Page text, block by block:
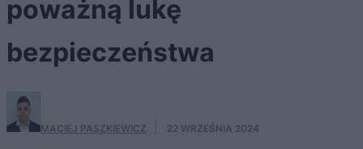
poważną lukę
bezpieczeństwa
MACIEJ PASZKIEWICZ 22 WRZEŚNIA 2024